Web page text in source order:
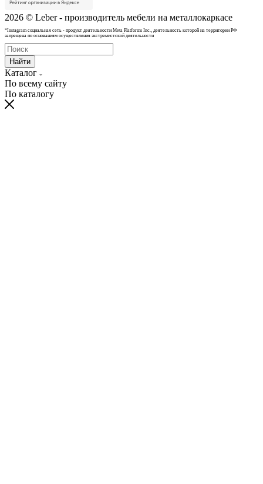
2026 © Leber - производитель мебели на металлокаркасе
*Instagram cоциальная сеть - продукт деятельности Meta Platforms Inc., деятельность которой на территории РФ
запрещена по основаниям осуществления экстремистской деятельности
Найти
Каталог
По всему сайту
По каталогу